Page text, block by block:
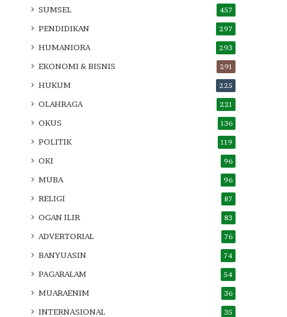
SUMSEL 457
PENDIDIKAN 297
HUMANIORA 293
EKONOMI & BISNIS 291
HUKUM 225
OLAHRAGA 221
OKUS 136
POLITIK 119
OKI 96
MUBA 96
RELIGI 87
OGAN ILIR 83
ADVERTORIAL 76
BANYUASIN 74
PAGARALAM 54
MUARAENIM 36
INTERNASIONAL 35